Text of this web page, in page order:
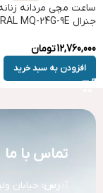
ساعت مچی مردانه
جنرال GENERAL MQ-24G-9E
12,760,000تومان
افزودن به سبد خرید
تماس با ما
رس: خیابان